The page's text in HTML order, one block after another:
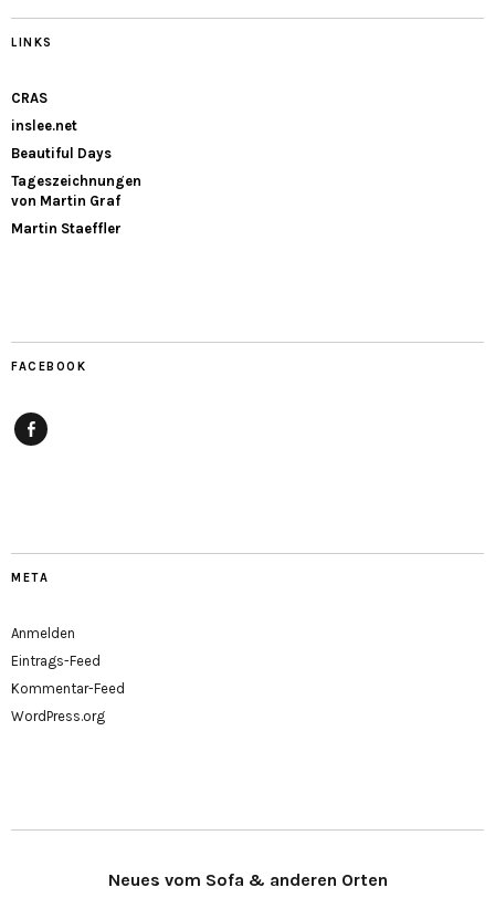
LINKS
CRAS
inslee.net
Beautiful Days
Tageszeichnungen
von Martin Graf
Martin Staeffler
FACEBOOK
META
Anmelden
Eintrags-Feed
Kommentar-Feed
WordPress.org
Neues vom Sofa & anderen Orten